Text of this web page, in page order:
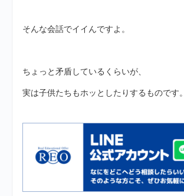
そんな会話でイイんですよ。
ちょっと矛盾しているくらいが、
実は子供たちもホッとしたりするものです。